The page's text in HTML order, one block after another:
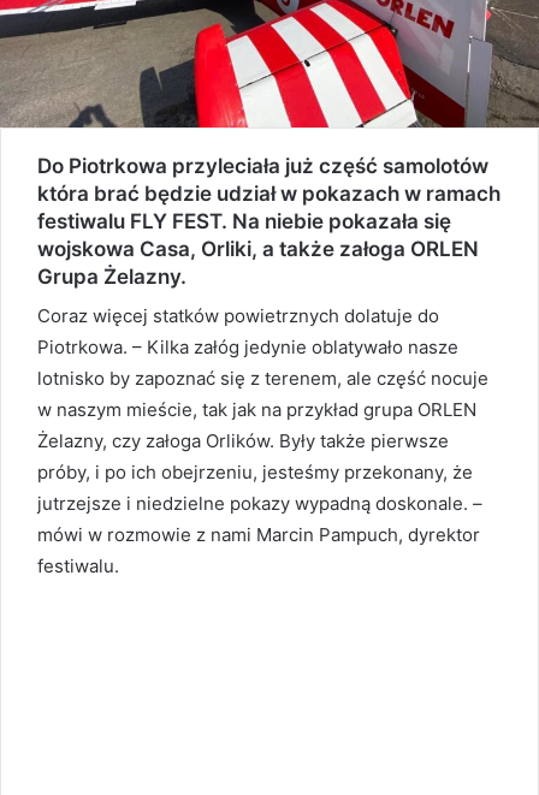
Do Piotrkowa przyleciała już część samolotów
która brać będzie udział w pokazach w ramach
festiwalu FLY FEST. Na niebie pokazała się
wojskowa Casa, Orliki, a także załoga ORLEN
Grupa Żelazny.
Coraz więcej statków powietrznych dolatuje do
Piotrkowa. – Kilka załóg jedynie oblatywało nasze
lotnisko by zapoznać się z terenem, ale część nocuje
w naszym mieście, tak jak na przykład grupa ORLEN
Żelazny, czy załoga Orlików. Były także pierwsze
próby, i po ich obejrzeniu, jesteśmy przekonany, że
jutrzejsze i niedzielne pokazy wypadną doskonale. –
mówi w rozmowie z nami Marcin Pampuch, dyrektor
festiwalu.